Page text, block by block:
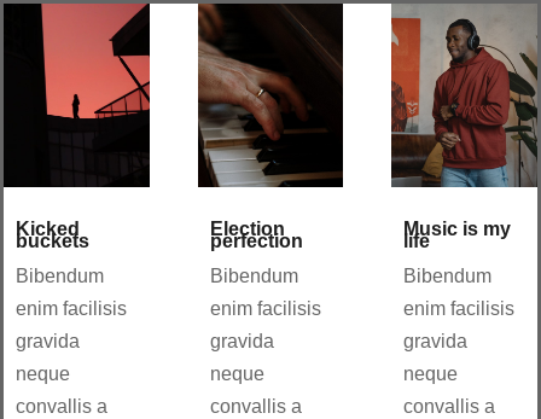
Kicked
buckets
Bibendum
enim facilisis
gravida
neque
convallis a
Election
perfection
Bibendum
enim facilisis
gravida
neque
convallis a
Music is my
life
Bibendum
enim facilisis
gravida
neque
convallis a